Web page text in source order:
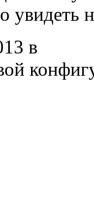
увидеть